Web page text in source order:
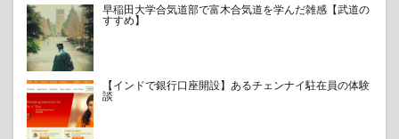
早稲田大学合気道部で富木合気道を学んだ雑感【武道の
すすめ】
【インドで銀行口座開設】あるチェンナイ駐在員の体験
談